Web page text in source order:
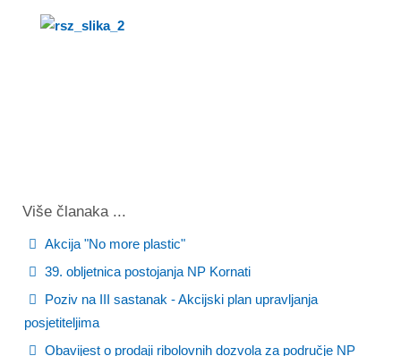
Više članaka ...
Akcija "No more plastic"
39. obljetnica postojanja NP Kornati
Poziv na III sastanak - Akcijski plan upravljanja
posjetiteljima
Obavijest o prodaji ribolovnih dozvola za područje NP